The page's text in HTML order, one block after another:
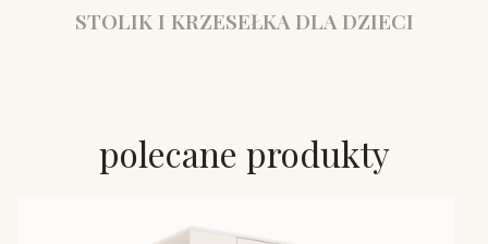
STOLIK I KRZESEŁKA DLA DZIECI
polecane produkty